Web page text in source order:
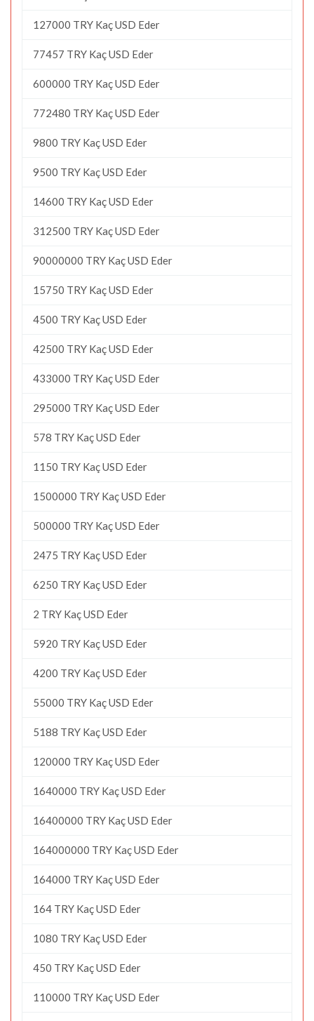
127000 TRY Kaç USD Eder
77457 TRY Kaç USD Eder
600000 TRY Kaç USD Eder
772480 TRY Kaç USD Eder
9800 TRY Kaç USD Eder
9500 TRY Kaç USD Eder
14600 TRY Kaç USD Eder
312500 TRY Kaç USD Eder
90000000 TRY Kaç USD Eder
15750 TRY Kaç USD Eder
4500 TRY Kaç USD Eder
42500 TRY Kaç USD Eder
433000 TRY Kaç USD Eder
295000 TRY Kaç USD Eder
578 TRY Kaç USD Eder
1150 TRY Kaç USD Eder
1500000 TRY Kaç USD Eder
500000 TRY Kaç USD Eder
2475 TRY Kaç USD Eder
6250 TRY Kaç USD Eder
2 TRY Kaç USD Eder
5920 TRY Kaç USD Eder
4200 TRY Kaç USD Eder
55000 TRY Kaç USD Eder
5188 TRY Kaç USD Eder
120000 TRY Kaç USD Eder
1640000 TRY Kaç USD Eder
16400000 TRY Kaç USD Eder
164000000 TRY Kaç USD Eder
164000 TRY Kaç USD Eder
164 TRY Kaç USD Eder
1080 TRY Kaç USD Eder
450 TRY Kaç USD Eder
110000 TRY Kaç USD Eder